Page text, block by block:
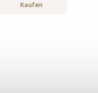
Kaufen